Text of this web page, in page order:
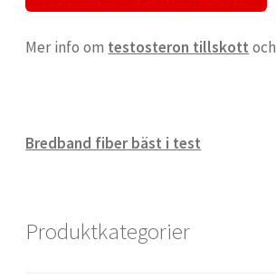
Mer info om testosteron tillskott och
Bredband fiber bäst i test
Produktkategorier